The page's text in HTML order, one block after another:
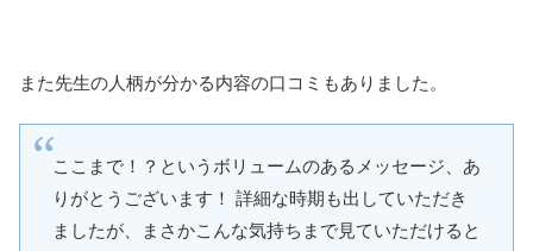
また先生の人柄が分かる内容の口コミもありました。
ここまで！？というボリュームのあるメッセージ、あ
りがとうございます！ 詳細な時期も出していただき
ましたが、まさかこんな気持ちまで見ていただけると